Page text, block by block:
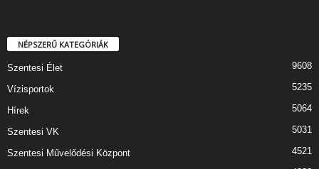
NÉPSZERŰ KATEGÓRIÁK
Szentesi Élet 9608
Vízisportok 5235
Hírek 5064
Szentesi VK 5031
Szentesi Művelődési Központ
4521